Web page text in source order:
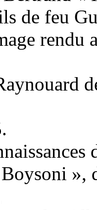
de feu
rendu
»,